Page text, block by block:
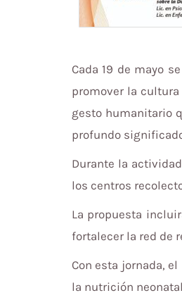
Cada 19 de mayo
promover la
gesto humanitario
profundo
Durante la
los centros
La propuesta
fortalecer la red de
Con esta jornada,
la nutrición